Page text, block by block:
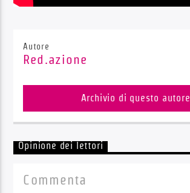
Autore
Red.azione
Archivio di questo autore
Opinione dei lettori
Commenta